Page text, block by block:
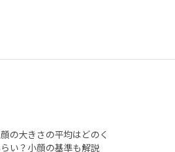
顔の大きさの平均はどのく
らい？小顔の基準も解説